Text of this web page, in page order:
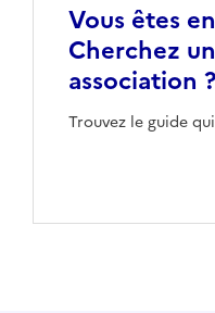
Vous êtes
Cherchez
association ?
Trouvez le guide